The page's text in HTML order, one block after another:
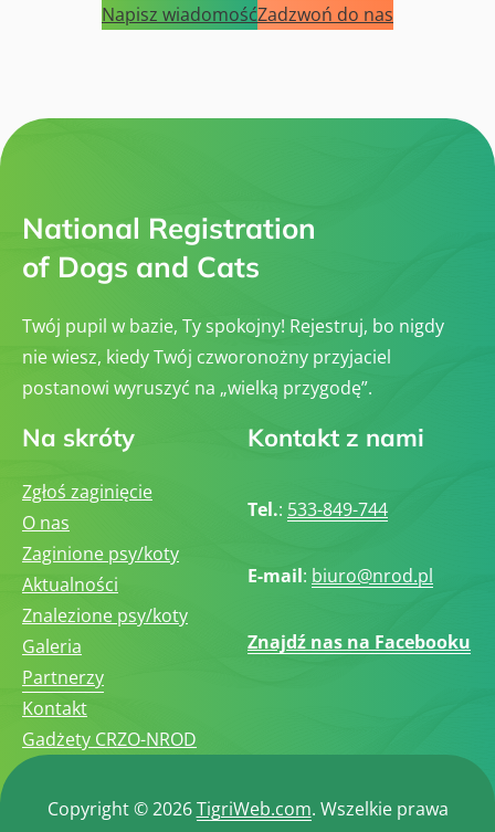
Napisz wiadomośćZadzwoń do nas
National Registration
of Dogs and Cats
Twój pupil w bazie, Ty spokojny! Rejestruj, bo nigdy
nie wiesz, kiedy Twój czworonożny przyjaciel
postanowi wyruszyć na „wielką przygodę”.
Na skróty
Zgłoś zaginięcie
O nas
Zaginione psy/koty
Aktualności
Znalezione psy/koty
Galeria
Partnerzy
Kontakt
Gadżety CRZO-NROD
Kontakt z nami
Tel.: 533-849-744
E-mail: biuro@nrod.pl
Znajdź nas na Facebooku
Copyright © 2026TigriWeb.com. Wszelkie prawa